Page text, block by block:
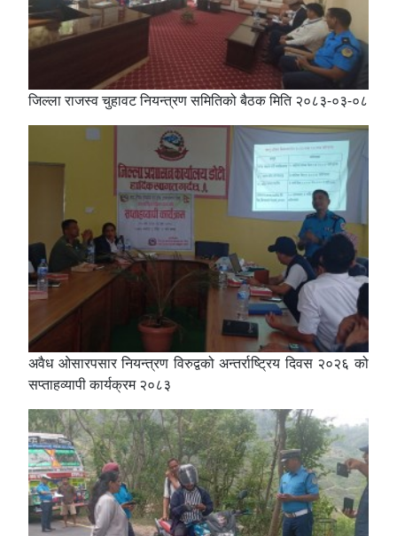
जिल्ला राजस्व चुहावट नियन्त्रण समितिको बैठक मिति २०८३-०३-०८
अवैध ओसारपसार नियन्त्रण विरुद्वको अन्तर्राष्ट्रिय दिवस २०२६ को
सप्ताहव्यापी कार्यक्रम २०८३